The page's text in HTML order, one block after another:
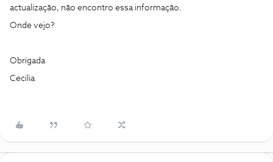
actualização, não encontro essa informação.
Onde vejo?
Obrigada
Cecilia